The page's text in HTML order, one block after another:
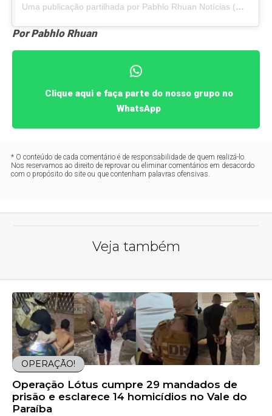
Uma publicação partilhada por Pabhlo Rhuan Notícias (@pabhlonoticias)
Por Pabhlo Rhuan
Clique aqui e faça parte do nosso grupo no
WhatsApp
* O conteúdo de cada comentário é de responsabilidade de quem realizá-lo.
Nos reservamos ao direito de reprovar ou eliminar comentários em desacordo
com o propósito do site ou que contenham palavras ofensivas.
Veja também
OPERAÇÃO!
Operação Lótus cumpre 29 mandados de
prisão e esclarece 14 homicídios no Vale do
Paraíba